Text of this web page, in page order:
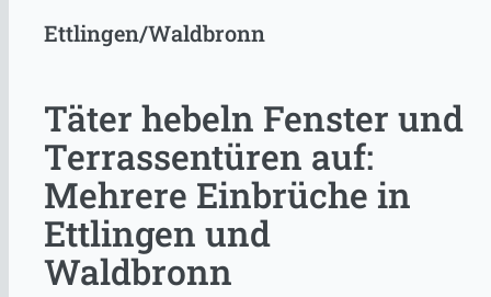
Ettlingen/Waldbronn
Täter hebeln Fenster und
Terrassentüren auf:
Mehrere Einbrüche in
Ettlingen und
Waldbronn